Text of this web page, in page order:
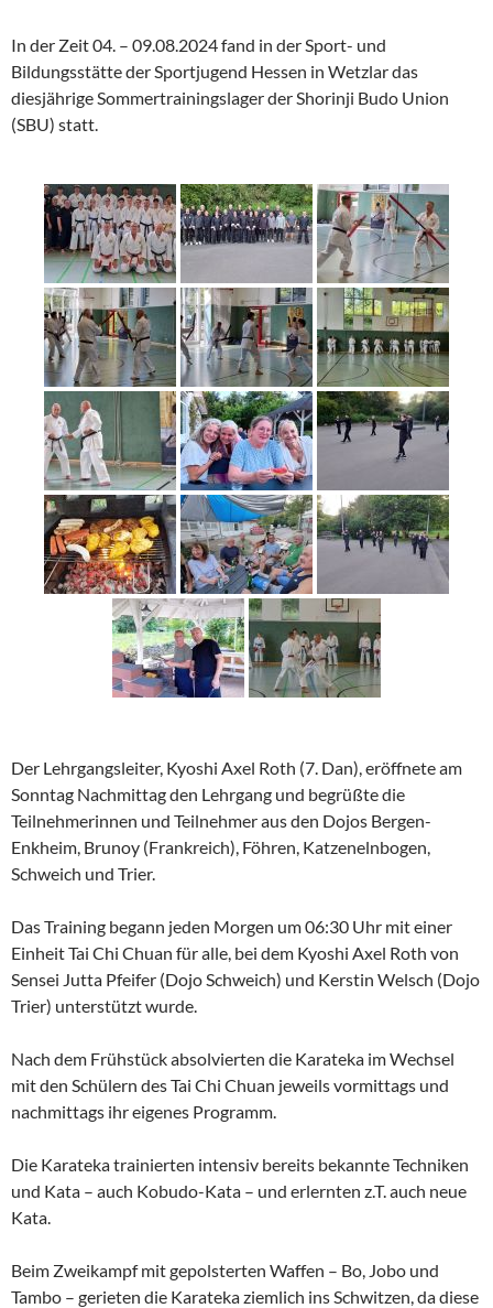
In der Zeit 04. – 09.08.2024 fand in der Sport- und
Bildungsstätte der Sportjugend Hessen in Wetzlar das
diesjährige Sommertrainingslager der Shorinji Budo Union
(SBU) statt.
Der Lehrgangsleiter, Kyoshi Axel Roth (7. Dan), eröffnete am
Sonntag Nachmittag den Lehrgang und begrüßte die
Teilnehmerinnen und Teilnehmer aus den Dojos Bergen-
Enkheim, Brunoy (Frankreich), Föhren, Katzenelnbogen,
Schweich und Trier.
Das Training begann jeden Morgen um 06:30 Uhr mit einer
Einheit Tai Chi Chuan für alle, bei dem Kyoshi Axel Roth von
Sensei Jutta Pfeifer (Dojo Schweich) und Kerstin Welsch (Dojo
Trier) unterstützt wurde.
Nach dem Frühstück absolvierten die Karateka im Wechsel
mit den Schülern des Tai Chi Chuan jeweils vormittags und
nachmittags ihr eigenes Programm.
Die Karateka trainierten intensiv bereits bekannte Techniken
und Kata – auch Kobudo-Kata – und erlernten z.T. auch neue
Kata.
Beim Zweikampf mit gepolsterten Waffen – Bo, Jobo und
Tambo – gerieten die Karateka ziemlich ins Schwitzen, da diese